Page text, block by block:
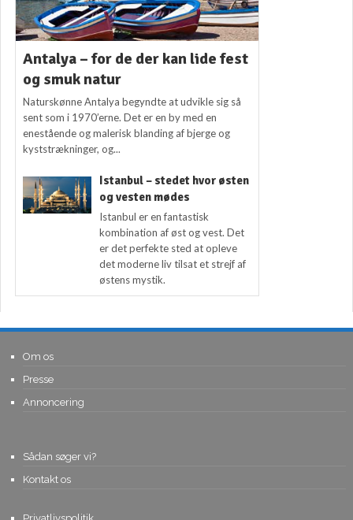
Antalya – for de der kan lide fest
og smuk natur
Naturskønne Antalya begyndte at udvikle sig så
sent som i 1970’erne. Det er en by med en
enestående og malerisk blanding af bjerge og
kyststrækninger, og...
Istanbul – stedet hvor østen
og vesten mødes
Istanbul er en fantastisk
kombination af øst og vest. Det
er det perfekte sted at opleve
det moderne liv tilsat et strejf af
østens mystik.
Om os
Presse
Annoncering
Sådan søger vi?
Kontakt os